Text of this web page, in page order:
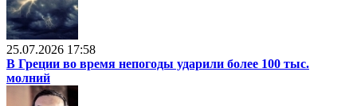
25.07.2026 17:58
В Греции во время непогоды ударили более 100 тыс.
молний